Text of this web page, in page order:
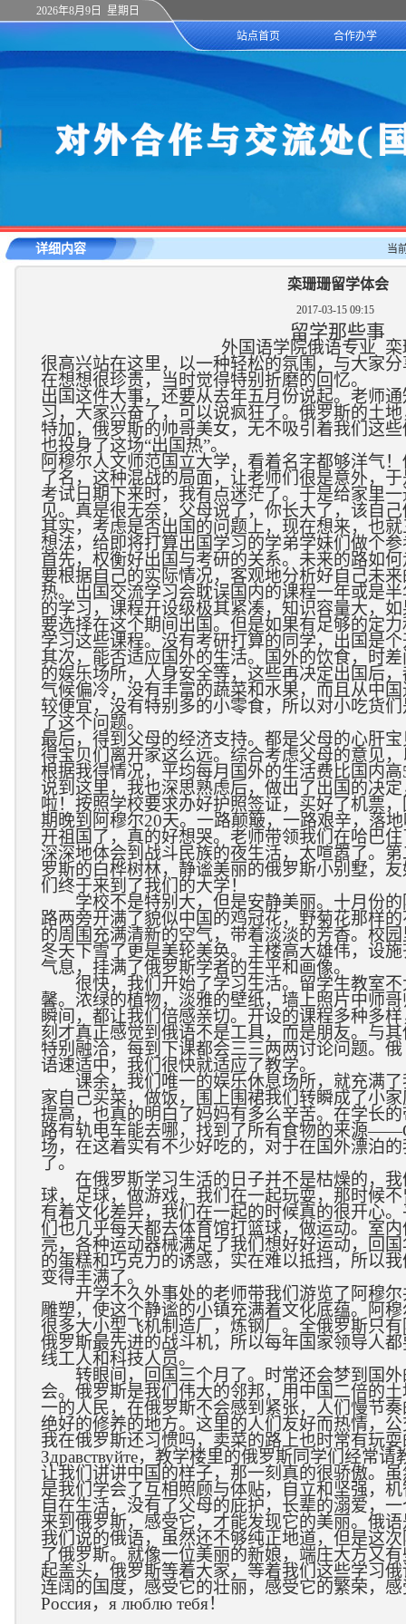
2026年8月9日 星期日
站点首页
合作办学
详细内容 当
栾珊珊留学体会
2017-03-15 09:15
留学那些事
外国语学院俄语专业
很高兴站在这里，以一种轻松的氛围，与大家
在想想很珍贵，当时觉得特别折磨的回忆。
出国这件大事，还要从去年五月份说起。老师
习，大家兴奋了，可以说疯狂了。俄罗斯的土
特加，俄罗斯的帅哥美女，无不吸引着我们这
也投身了这场“出国热”。
阿穆尔人文师范国立大学，看着名字都够洋气
了名，这种混战的局面，让老师们很是意外，
考试日期下来时，我有点迷茫了。于是给家里
见。真是很无奈，父母说了，你长大了，该自
其实，考虑是否出国的问题上，现在想来，也
想法，给即将打算出国学习的学弟学妹们做个
首先，权衡好出国与考研的关系。未来的路如
要根据自己的实际情况，客观地分析好自己未
热。出国交流学习会耽误国内的课程一年或是
的学习，课程开设级极其紧凑，知识容量大，
要选择在这个期间出国。但是如果有足够的定
学习这些课程。没有考研打算的同学，出国是
其次，能否适应国外的生活。国外的饮食，时
的娱乐场所，人身安全等，这些再决定出国后
气候偏冷，没有丰富的蔬菜和水果，而且从中
较便宜，没有特别多的小零食，所以对小吃货
了这个问题。
最后，得到父母的经济支持。都是父母的心肝
得宝贝们离开家这么远。综合考虑父母的意见
根据我得情况，平均每月国外的生活费比国内高
说到这里，我也深思熟虑后，做出了出国的决
啦！按照学校要求办好护照签证，买好了机票
期晚到阿穆尔20天。一路颠簸，一路艰辛，落
开祖国了，真的好想哭。老师带领我们在哈巴
深深地体会到战斗民族的夜生活，太喧嚣了。
罗斯的白桦树林，静谧美丽的俄罗斯小别墅，
们终于来到了我们的大学！
学校不是特别大，但是安静美丽。十月份
路两旁开满了貌似中国的鸡冠花，野菊花那样
的周围充满清新的空气，带着淡淡的芳香。校
冬天下雪了更是美轮美奂。主楼高大雄伟，设
气息，挂满了俄罗斯学者的生平和画像。
很快，我们开始了学习生活。留学生教室
馨。浓绿的植物，淡雅的壁纸，墙上照片中师
瞬间，都让我们倍感亲切。开设的课程多种多
刻才真正感觉到俄语不是工具，而是朋友。与
特别融洽，每到下课都会三三两两讨论问题。
语速适中，我们很快就适应了教学。
课余，我们唯一的娱乐休息场所，就充满
家自己买菜，做饭，围上围裙我们转瞬成了小
提高，也真的明白了妈妈有多么辛苦。在学长
路有轨电车能去哪，找到了所有食物的来源——
场，在这着实有不少好吃的，对于在国外漂泊
了。
在俄罗斯学习生活的日子并不是枯燥的，
球，足球，做游戏，我们在一起玩耍，那时候
有着文化差异，我们在一起的时候真的很开心
们也几乎每天都去体育馆打篮球，做运动。室
亮，各种运动器械满足了我们想好好运动，回
的蛋糕和巧克力的诱惑，实在难以抵挡，所以
变得丰满了。
开学不久外事处的老师带我们游览了阿穆
雕塑，使这个静谧的小镇充满着文化底蕴。阿
很多大小型飞机制造厂，炼钢厂。全俄罗斯只
俄罗斯最先进的战斗机，所以每年国家领导人
线工人和科技人员。
转眼间，回国三个月了。时常还会梦到国
会。俄罗斯是我们伟大的邻邦，用中国二倍的
一的人民，在俄罗斯不会感到紧张，人们慢节
绝好的修养的地方。这里的人们友好而热情，
我在俄罗斯还习惯吗，卖菜的路上也时常有玩
Здравствуйте，教学楼里的俄罗斯同学们经常请
让我们讲讲中国的样子，那一刻真的很骄傲。
是我们学会了互相照顾与体贴，自立和坚强，
自在生活，没有了父母的庇护，长辈的溺爱，
来到俄罗斯，感受它，才能发现它的美丽。俄
我们说的俄语，虽然还不够纯正地道，但是这
了俄罗斯。就像一位美丽的新娘，端庄大方又
起盖头，俄罗斯等着大家，等着我们这些学习
连阔的国度，感受它的壮丽，感受它的繁荣，
Россия， я люблю тебя！